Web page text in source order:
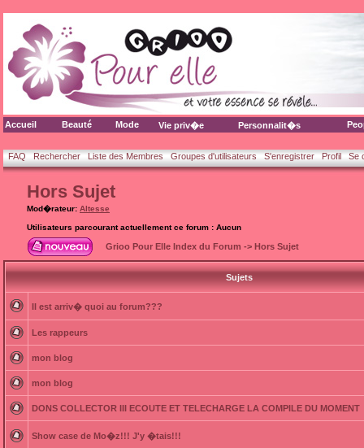
Accueil Beauté Mode Vie priv�e Personnalit�s
FAQ Rechercher Liste des Membres Groupes d'utilisateurs S'enregistrer Profil Se
Hors Sujet
Mod�rateur: Altesse
Utilisateurs parcourant actuellement ce forum : Aucun
Grioo Pour Elle Index du Forum -> Hors Sujet
Sujets
Il est arriv� quoi au forum???
Les rappeurs
mon blog
mon blog
DONS COLLECTOR III ECOUTE ET TELECHARGE LA COMPILE DU MOMENT
Show case de Mo�z!!! J'y �tais!!!